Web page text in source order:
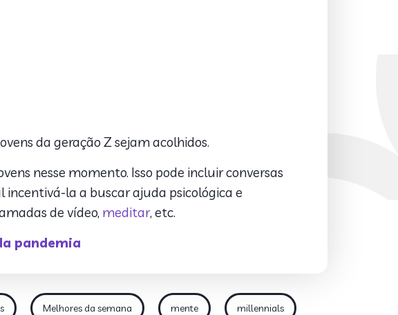
da geração Z sejam acolhidos.
nesse momento. Isso pode incluir conversas
la a buscar ajuda psicológica e
de vídeo, meditar, etc.
pandemia
Melhores da semana mente millennials